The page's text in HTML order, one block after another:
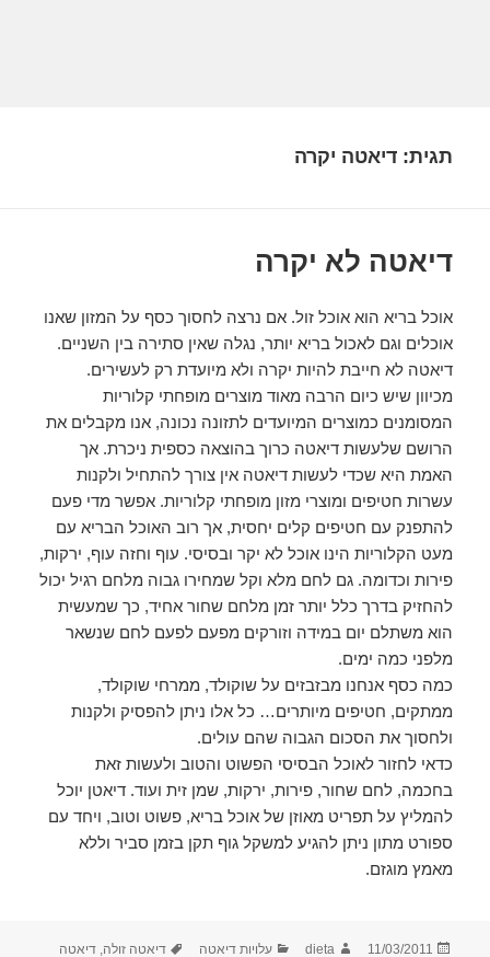
תגית:דיאטה יקרה
דיאטה לא יקרה
אוכל בריא הוא אוכל זול. אם נרצה לחסוך כסף על המזון שאנו
אוכלים וגם לאכול בריא יותר, נגלה שאין סתירה בין השניים.
דיאטה לא חייבת להיות יקרה ולא מיועדת רק לעשירים.
מכיוון שיש כיום הרבה מאוד מוצרים מופחתי קלוריות
המסומנים כמוצרים המיועדים לתזונה נכונה, אנו מקבלים את
הרושם שלעשות דיאטה כרוך בהוצאה כספית ניכרת. אך
האמת היא שכדי לעשות דיאטה אין צורך להתחיל ולקנות
עשרות חטיפים ומוצרי מזון מופחתי קלוריות. אפשר מדי פעם
להתפנק עם חטיפים קלים יחסית, אך רוב האוכל הבריא עם
מעט הקלוריות הינו אוכל לא יקר ובסיסי. עוף וחזה עוף, ירקות,
פירות וכדומה. גם לחם מלא וקל שמחירו גבוה מלחם רגיל יכול
להחזיק בדרך כלל יותר זמן מלחם שחור אחיד, כך שמעשית
הוא משתלם יום במידה וזורקים מפעם לפעם לחם שנשאר
מלפני כמה ימים.
כמה כסף אנחנו מבזבזים על שוקולד, ממרחי שוקולד,
ממתקים, חטיפים מיותרים… כל אלו ניתן להפסיק ולקנות
ולחסוך את הסכום הגבוה שהם עולים.
כדאי לחזור לאוכל הבסיסי הפשוט והטוב ולעשות זאת
בחכמה, לחם שחור, פירות, ירקות, שמן זית ועוד. דיאטן יוכל
להמליץ על תפריט מאוזן של אוכל בריא, פשוט וטוב, ויחד עם
ספורט מתון ניתן להגיע למשקל גוף תקן בזמן סביר וללא
מאמץ מוגזם.
פורסם
11/03/2011 מחבר
dieta קטגוריות
עלויות דיאטה תגיות
דיאטה זולה,דיאטה